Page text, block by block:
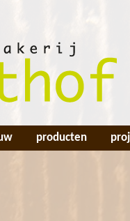
producten